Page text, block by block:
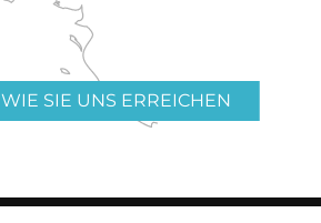
WIE SIE UNS ERREICHEN